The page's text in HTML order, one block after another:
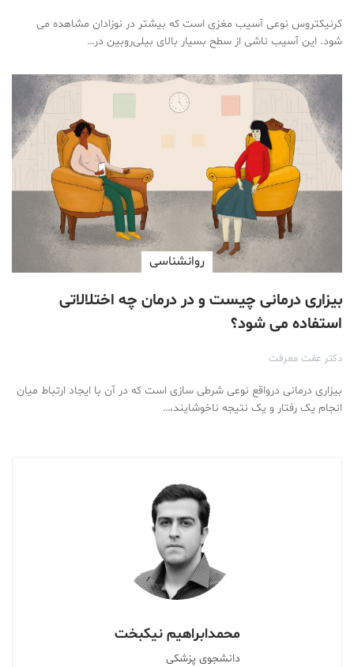
کرنیکتروس نوعی آسیب مغزی است که بیشتر در نوزادان مشاهده می
شود. این آسیب ناشی از سطح بسیار بالای بیلی‌روبین در…
روانشناسی
بیزاری درمانی چیست و در درمان چه اختلالاتی
استفاده می شود؟
دکتر عفت معرفت
بیزاری درمانی درواقع نوعی شرطی سازی است که در آن با ایجاد ارتباط میان
انجام یک رفتار و یک نتیجه ناخوشایند،…
محمدابراهیم نیکبخت
دانشجوی پزشکی